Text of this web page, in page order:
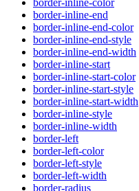
border-inline-end
border-inline-end-color
border-inline-end-style
border-inline-end-width
border-inline-start
border-inline-start-color
border-inline-start-style
border-inline-start-width
border-inline-style
border-inline-width
border-left
border-left-color
border-left-style
border-left-width
border-radius